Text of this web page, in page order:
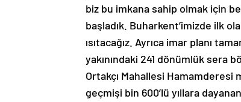
biz bu imkana sahip olmak için
başladık. Buharkent’imizde ilk
ısıtacağız. Ayrıca imar planı
yakınındaki 241 dönümlük sera
Ortakçı Mahallesi Hamamderesi
geçmişi bin 600’lü yıllara